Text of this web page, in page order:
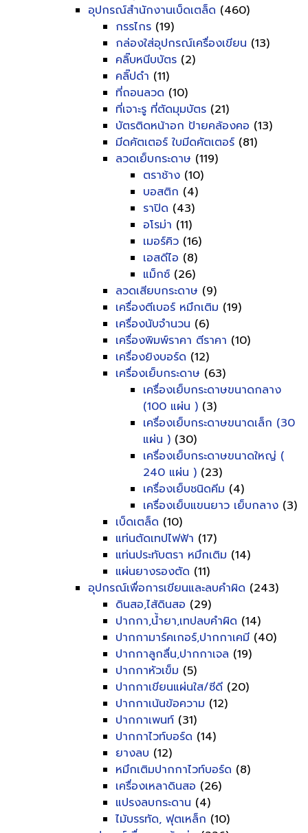
อุปกรณ์สำนักงานเบ็ดเตล็ด (460)
กรรไกร (19)
กล่องใส่อุปกรณ์เครื่องเขียน (13)
คลิ๊บหนีบบัตร (2)
คลิ๊ปดำ (11)
ที่ถอนลวด (10)
ที่เจาะรู ที่ตัดมุมบัตร (21)
บัตรติดหน้าอก ป้ายคล้องคอ (13)
มีดคัตเตอร์ ใบมีดคัตเตอร์ (81)
ลวดเย็บกระดาษ (119)
ตราช้าง (10)
บอสติก (4)
ราปิด (43)
อโรม่า (11)
เมอร์คิว (16)
เอสดีไอ (8)
แม็กซ์ (26)
ลวดเสียบกระดาษ (9)
เครื่องตีเบอร์ หมึกเติม (19)
เครื่องนับจำนวน (6)
เครื่องพิมพ์ราคา ตีราคา (10)
เครื่องยิงบอร์ด (12)
เครื่องเย็บกระดาษ (63)
เครื่องเย็บกระดาษขนาดกลาง
(100 แผ่น ) (3)
เครื่องเย็บกระดาษขนาดเล็ก (30
แผ่น ) (30)
เครื่องเย็บกระดาษขนาดใหญ่ (
240 แผ่น ) (23)
เครื่องเย็บชนิดคีม (4)
เครื่องเย็บแขนยาว เย็บกลาง (3)
เบ็ดเตล็ด (10)
แท่นตัดเทปไฟฟ้า (17)
แท่นประทับตรา หมึกเติม (14)
แผ่นยางรองตัด (11)
อุปกรณ์เพื่อการเขียนและลบคำผิด (243)
ดินสอ,ไส้ดินสอ (29)
ปากกา,น้ำยา,เทปลบคำผิด (14)
ปากกามาร์คเกอร์,ปากกาเคมี (40)
ปากกาลูกลื่น,ปากกาเจล (19)
ปากกาหัวเข็ม (5)
ปากกาเขียนแผ่นใส/ซีดี (20)
ปากกาเน้นข้อความ (12)
ปากกาเพนท์ (31)
ปากกาไวท์บอร์ด (14)
ยางลบ (12)
หมึกเติมปากกาไวท์บอร์ด (8)
เครื่องเหลาดินสอ (26)
แปรงลบกระดาน (4)
ไม้บรรทัด, ฟุตเหล็ก (10)